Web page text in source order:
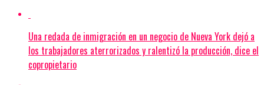
Una redada de inmigración en un negocio de Nueva York dejó a
los trabajadores aterrorizados y ralentizó la producción, dice el
copropietario